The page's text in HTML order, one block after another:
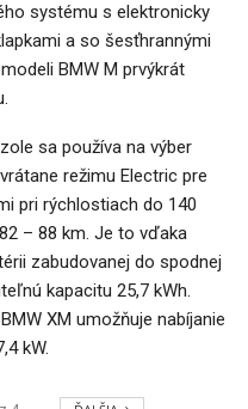
systému s elektronicky
a so šesťhrannými
BMW M prvýkrát
sa používa na výber
režimu Electric pre
pri rýchlostiach do 140
– 88 km. Je to vďaka
zabudovanej do spodnej
kapacitu 25,7 kWh.
XM umožňuje nabíjanie
kW.